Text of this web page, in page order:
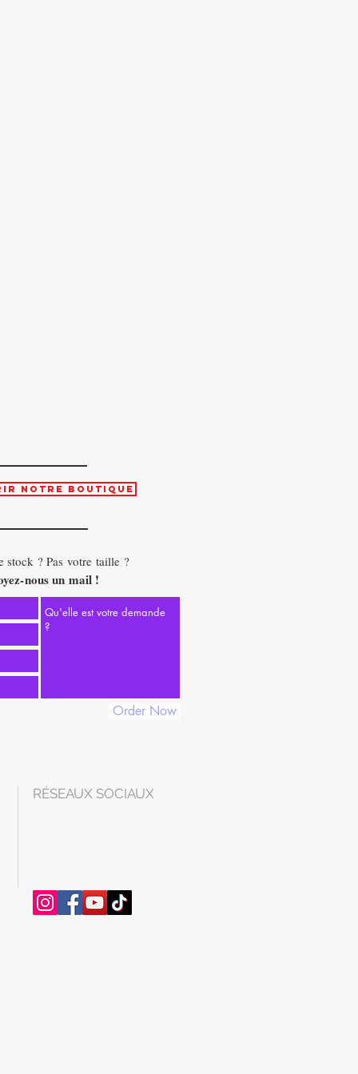
notre boutique
stock ? Pas votre taille ?
nous un mail !
Order Now
RÉSEAUX SOCIAUX